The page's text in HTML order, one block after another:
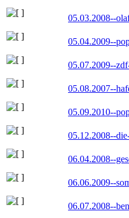
05.03.2008--
05.04.2009--
05.07.2009--
05.08.2007--
05.09.2010--
05.12.2008--
06.04.2008--
06.06.2009--
06.07.2008--